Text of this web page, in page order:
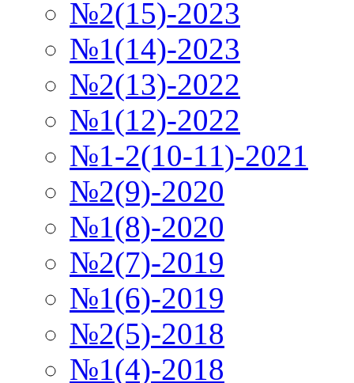
№2(15)-2023
№1(14)-2023
№2(13)-2022
№1(12)-2022
№1-2(10-11)-2021
№2(9)-2020
№1(8)-2020
№2(7)-2019
№1(6)-2019
№2(5)-2018
№1(4)-2018